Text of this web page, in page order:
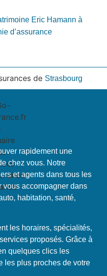
Eric Hamann à
d’assurance
de Strasbourg
rapidement une
chez vous. Notre
et agents dans tous les
vous accompagner dans
habitation, santé,
les horaires, spécialités,
proposés. Grâce à
quelques clics les
les plus proches de votre